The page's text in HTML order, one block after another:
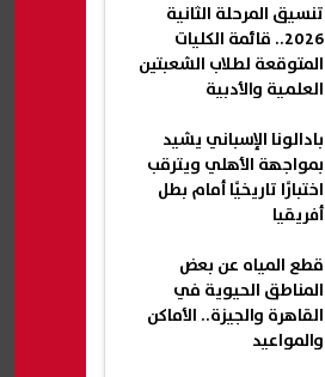
تنسيق المرحلة الثانية
2026.. قائمة الكليات
المتوقعة لطلاب الشعبتين
العلمية والأدبية
بادالونا الإسباني يشيد
بمواجهة الأهلي ويترقب
اختبارًا تاريخيًا أمام بطل
أفريقيا
قطع المياه عن بعض
المناطق الحيوية في
القاهرة والجيزة.. الأماكن
والمواعيد